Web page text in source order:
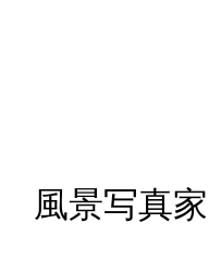
風景写真